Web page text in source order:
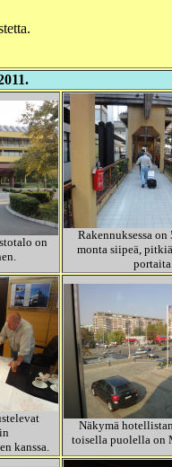
on
Rakennuksessa on
monta siipeä,
kanssa.
Näkymä
toisella puolella on